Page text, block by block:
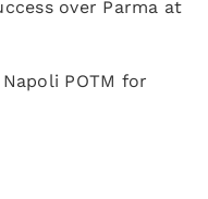
over Parma at
POTM for